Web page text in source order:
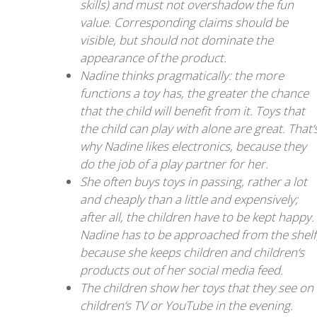
skills) and must not overshadow the fun
value. Corresponding claims should be
visible, but should not dominate the
appearance of the product.
Nadine thinks pragmatically: the more
functions a toy has, the greater the chance
that the child will benefit from it. Toys that
the child can play with alone are great.
why Nadine likes electronics, because they
do the job of a play partner for her.
She often buys toys in passing, rather a lot
and cheaply than a little and expensively;
after all, the children have to be kept happy.
Nadine has to be approached from the
because she keeps children and children‘s
products out of her social media feed.
The children show her toys that they see on
children‘s TV or YouTube in the evening.